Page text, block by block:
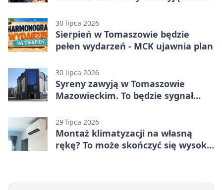
30 lipca 2026
Sierpień w Tomaszowie będzie
pełen wydarzeń - MCK ujawnia plan
30 lipca 2026
Syreny zawyją w Tomaszowie
Mazowieckim. To będzie sygnał
29 lipca 2026
Montaż klimatyzacji na własną
rękę? To może skończyć się wysoką